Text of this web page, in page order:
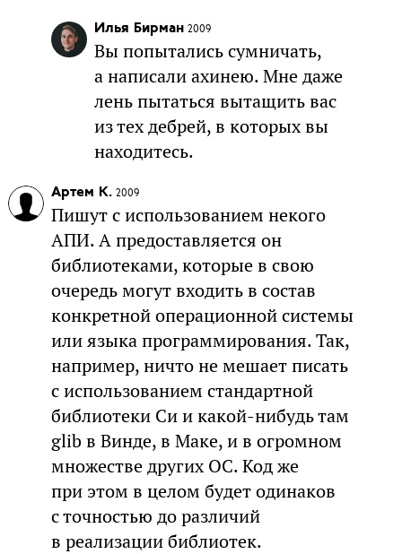
Илья Бирман 2009
Вы попытались сумничать,
а написали ахинею. Мне даже
лень пытаться вытащить вас
из тех дебрей, в которых вы
находитесь.
Артем К. 2009
Пишут с использованием некого
АПИ. А предоставляется он
библиотеками, которые в свою
очередь могут входить в состав
конкретной операционной системы
или языка программирования. Так,
например, ничто не мешает писать
с использованием стандартной
библиотеки Си и какой-нибудь там
glib в Винде, в Маке, и в огромном
множестве других ОС. Код же
при этом в целом будет одинаков
с точностью до различий
в реализации библиотек.